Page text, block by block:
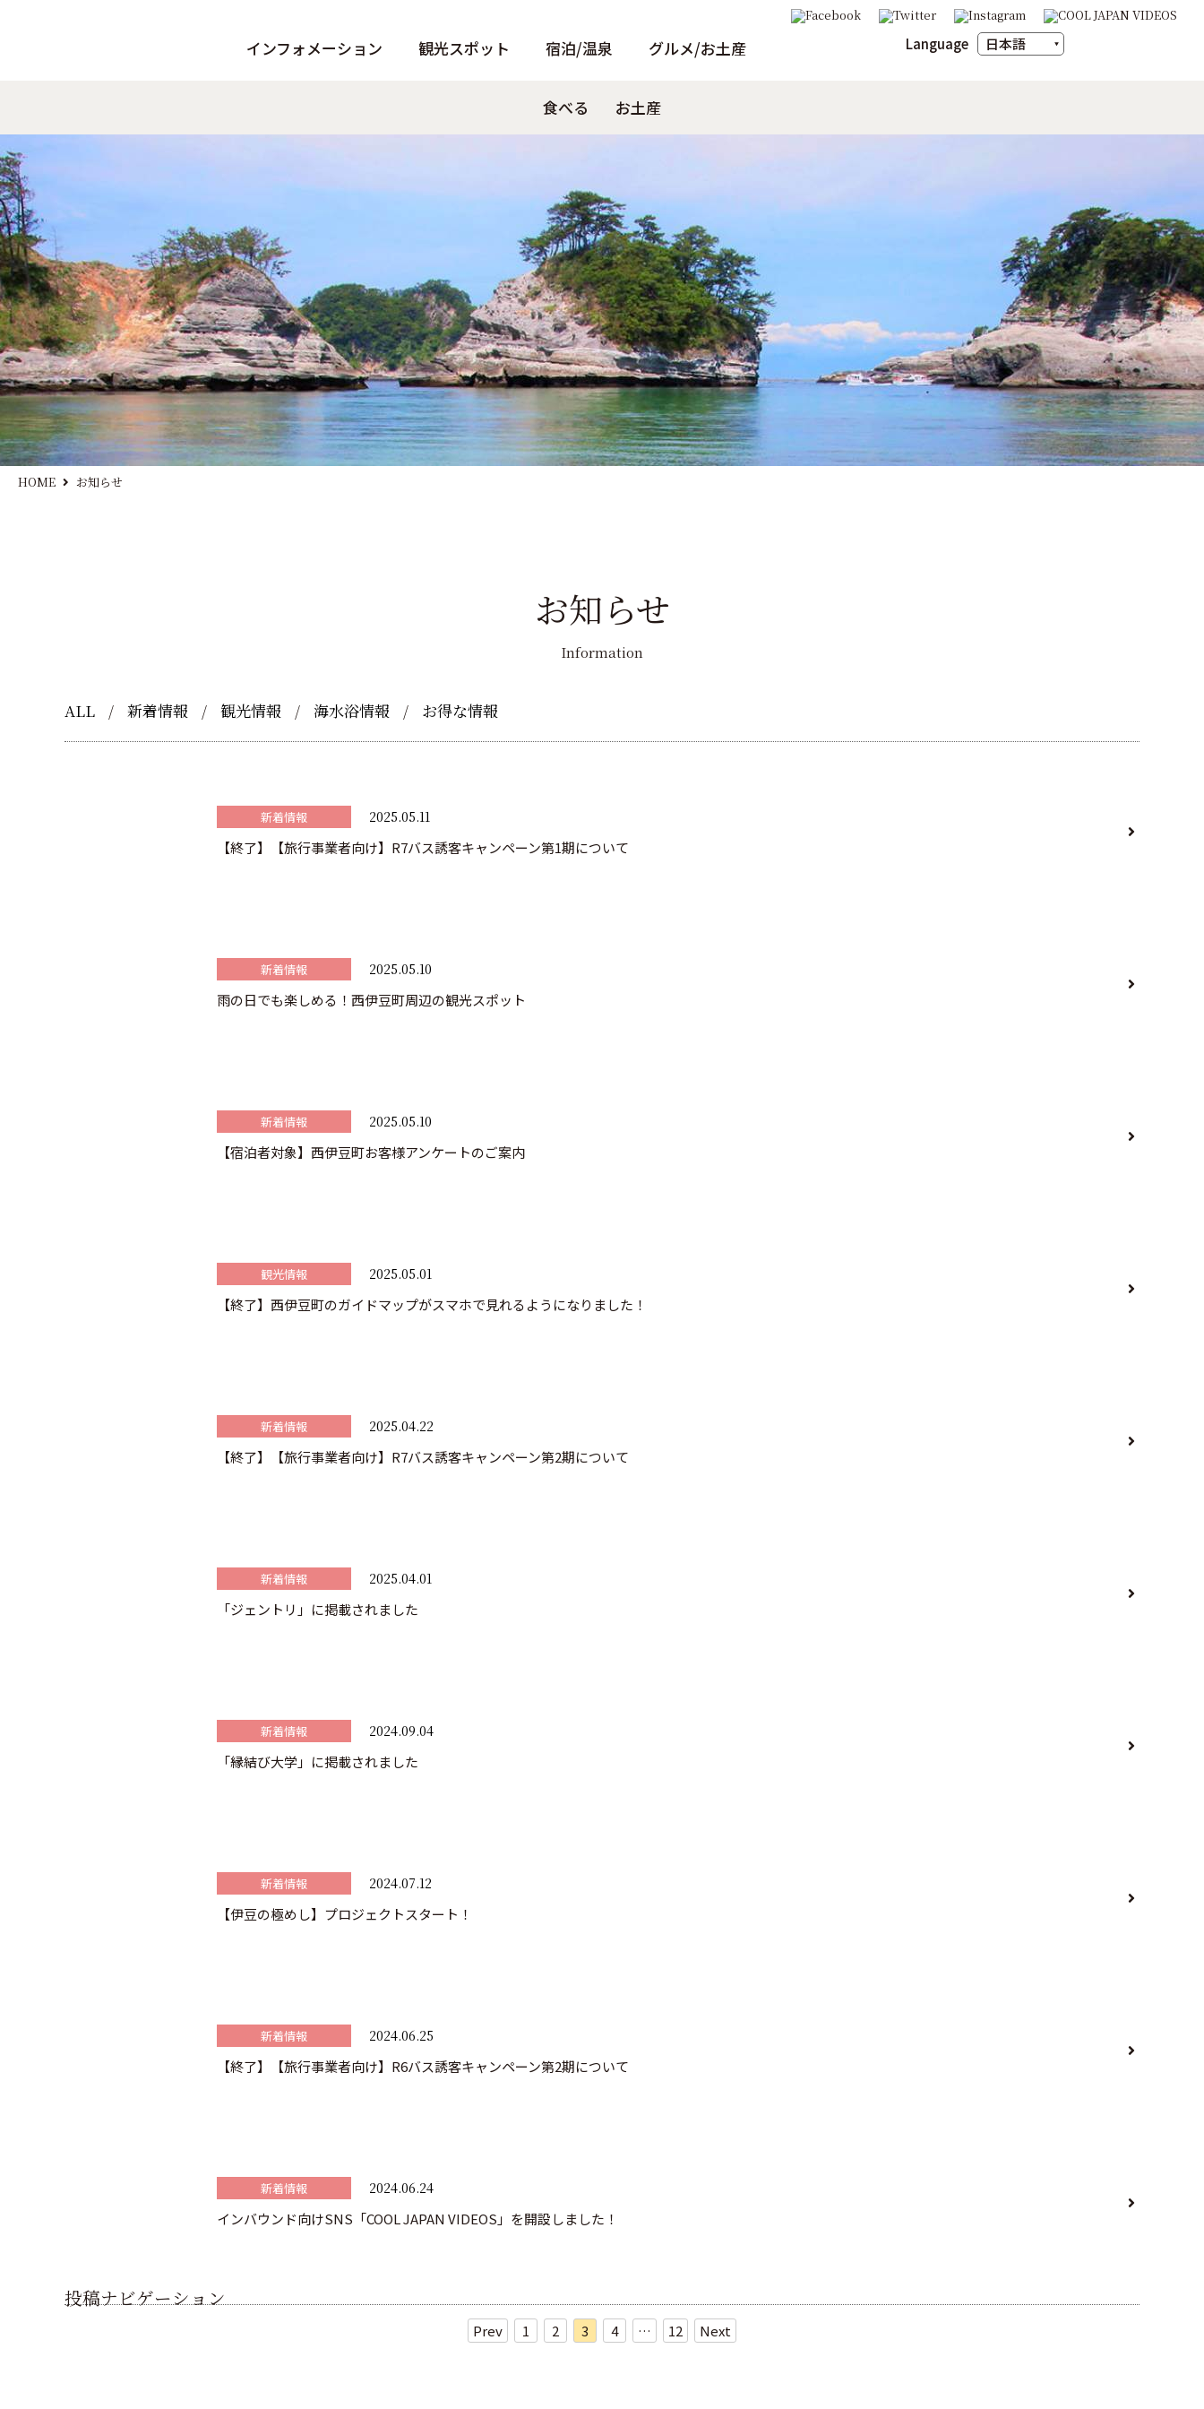
インフォメーション
Pamphlet 小冊子
観光スポット
天窓洞 観る あそぶ
宿泊/温泉
泊まる 温泉
グルメ/お土産
食べる お土産
Language
日本語
HOME お知らせ
お知らせ
Information
ALL 新着情報 観光情報 海水浴情報 お得な情報
新着情報 2025.05.11
【終了】【旅行事業者向け】R7バス誘客キャンペーン第1期について
新着情報 2025.05.10
雨の日でも楽しめる！西伊豆町周辺の観光スポット
新着情報 2025.05.10
【宿泊者対象】西伊豆町お客様アンケートのご案内
観光情報 2025.05.01
【終了】西伊豆町のガイドマップがスマホで見れるようになりました！
新着情報 2025.04.22
【終了】【旅行事業者向け】R7バス誘客キャンペーン第2期について
新着情報 2025.04.01
「ジェントリ」に掲載されました
新着情報 2024.09.04
「縁結び大学」に掲載されました
新着情報 2024.07.12
【伊豆の極めし】プロジェクトスタート！
新着情報 2024.06.25
【終了】【旅行事業者向け】R6バス誘客キャンペーン第2期について
新着情報 2024.06.24
インバウンド向けSNS「COOL JAPAN VIDEOS」を開設しました！
投稿ナビゲーション
Prev 1 2 3 4 … 12 Next